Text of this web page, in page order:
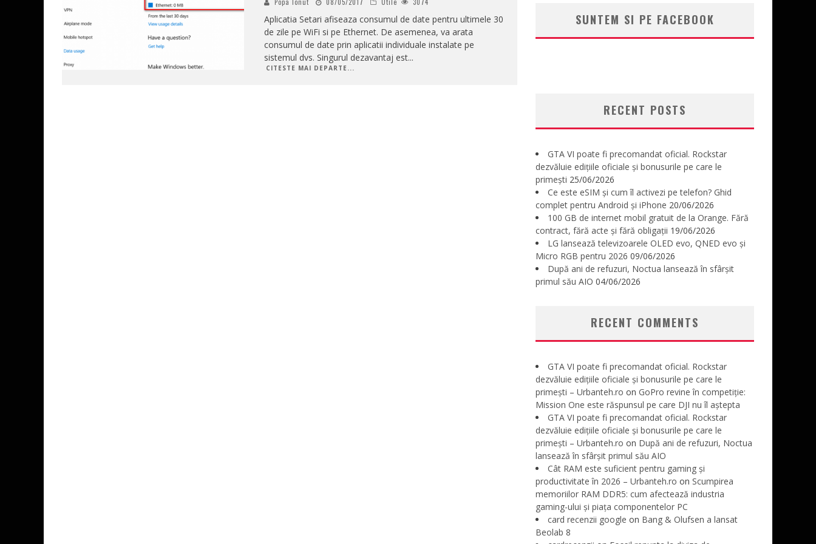
Aplicatia Setari afiseaza consumul de date pentru ultimele 30
de zile pe WiFi si pe Ethernet. De asemenea, va arata
consumul de date prin aplicatii individuale instalate pe
sistemul dvs. Singurul dezavantaj est...
CITESTE MAI DEPARTE...
SUNTEM SI PE FACEBOOK
RECENT POSTS
GTA VI poate fi precomandat oficial. Rockstar
dezvăluie edițiile oficiale și bonusurile pe care le
primești 25/06/2026
Ce este eSIM și cum îl activezi pe telefon? Ghid
complet pentru Android și iPhone 20/06/2026
100 GB de internet mobil gratuit de la Orange. Fără
contract, fără acte și fără obligații 19/06/2026
LG lansează televizoarele OLED evo, QNED evo și
Micro RGB pentru 2026 09/06/2026
După ani de refuzuri, Noctua lansează în sfârșit
primul său AIO 04/06/2026
RECENT COMMENTS
GTA VI poate fi precomandat oficial. Rockstar
dezvăluie edițiile oficiale și bonusurile pe care le
primești – Urbanteh.ro on GoPro revine în competiție:
Mission One este răspunsul pe care DJI nu îl aștepta
GTA VI poate fi precomandat oficial. Rockstar
dezvăluie edițiile oficiale și bonusurile pe care le
primești – Urbanteh.ro on După ani de refuzuri, Noctua
lansează în sfârșit primul său AIO
Cât RAM este suficient pentru gaming și
productivitate în 2026 – Urbanteh.ro on Scumpirea
memoriilor RAM DDR5: cum afectează industria
gaming-ului și piața componentelor PC
card recenzii google on Bang & Olufsen a lansat
Beolab 8